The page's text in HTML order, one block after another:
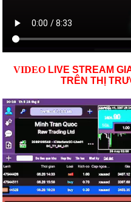
VIDEOLIVE STREAM
TRÊN THỊ